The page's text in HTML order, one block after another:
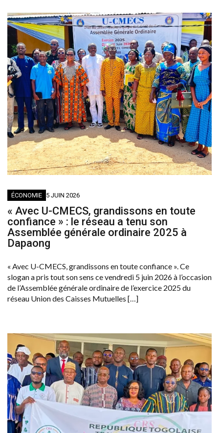
ÉCONOMIE 5 JUIN 2026
« Avec U-CMECS, grandissons en toute
confiance » : le réseau a tenu son
Assemblée générale ordinaire 2025 à
Dapaong
« Avec U-CMECS, grandissons en toute confiance ». Ce
slogan a pris tout son sens ce vendredi 5 juin 2026 à l’occasion
de l’Assemblée générale ordinaire de l’exercice 2025 du
réseau Union des Caisses Mutuelles […]